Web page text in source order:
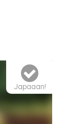
Japaaan!